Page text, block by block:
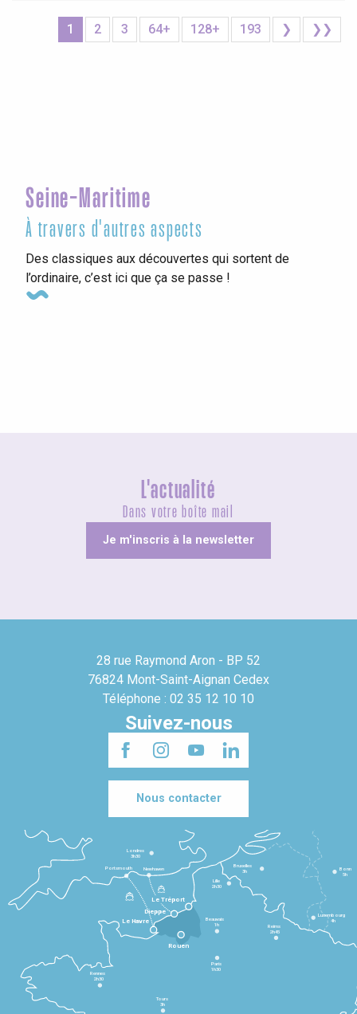
1 2 3 64+ 128+ 193 ❯ ❯❯
Seine-Maritime
À travers d'autres aspects
Des classiques aux découvertes qui sortent de
l’ordinaire, c’est ici que ça se passe !
L'actualité
Dans votre boîte mail
Je m'inscris à la newsletter
28 rue Raymond Aron - BP 52
76824 Mont-Saint-Aignan Cedex
Téléphone : 02 35 12 10 10
Suivez-nous
Nous contacter
Le Havre
Dieppe
Le Tréport
Rennes
2h30
Tours
3h
Paris
1h30
Beauvais
1h
Reims
2h45
Lille
2h30
Bruxelles
3h
Londres
3h30
Newhaven
Portsmouth
Bonn
5h
Luxembourg
4h
Rouen